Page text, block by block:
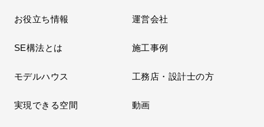
お役立ち情報 運営会社
SE構法とは 施工事例
モデルハウス 工務店・設計士の方
実現できる空間 動画